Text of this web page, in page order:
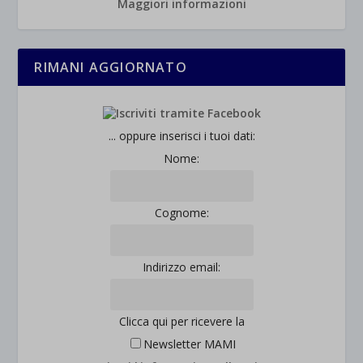
Maggiori informazioni
RIMANI AGGIORNATO
... oppure inserisci i tuoi dati:
Nome:
Cognome:
Indirizzo email:
Clicca qui per ricevere la
Newsletter MAMI